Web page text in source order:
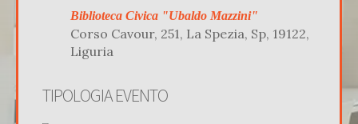
Biblioteca Civica "Ubaldo Mazzini"
Corso Cavour, 251, La Spezia, Sp, 19122,
Liguria
TIPOLOGIA EVENTO